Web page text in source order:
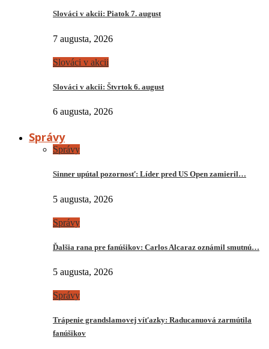
Slováci v akcii: Piatok 7. august
7 augusta, 2026
Slováci v akcii
Slováci v akcii: Štvrtok 6. august
6 augusta, 2026
Správy
Správy
Sinner upútal pozornosť: Líder pred US Open zamieril…
5 augusta, 2026
Správy
Ďalšia rana pre fanúšikov: Carlos Alcaraz oznámil smutnú…
5 augusta, 2026
Správy
Trápenie grandslamovej víťazky: Raducanuová zarmútila
fanúšikov